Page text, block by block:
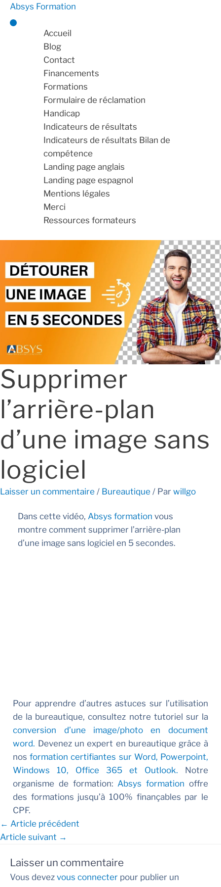
Absys Formation
Accueil
Blog
Contact
Financements
Formations
Formulaire de réclamation
Handicap
Indicateurs de résultats
Indicateurs de résultats Bilan de
compétence
Landing page anglais
Landing page espagnol
Mentions légales
Merci
Ressources formateurs
Supprimer
l’arrière-plan
d’une image sans
logiciel
Laisser un commentaire / Bureautique / Par willgo
Dans cette vidéo,Absys formation vous
montre comment supprimer l’arrière-plan
d’une image sans logiciel en 5 secondes.
Pour apprendre d’autres astuces sur l’utilisation
de la bureautique, consultez notre tutoriel sur la
conversion d’une image/photo en document
word. Devenez un expert en bureautique grâce à
nosformation certifiantes sur Word, Powerpoint,
Windows 10, Office 365 et Outlook.
Notre
organisme de formation: Absys formation offre
des formations jusqu’à 100% finançables par le
CPF.
← Article précédent
Article suivant →
Laisser un commentaire
Vous devez vous connecter pour publier un